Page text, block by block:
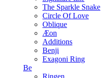
The Sparkle Snake
Circle Of Love
Oblique
Æon
Additions
Benji
Exagoni Ring
Be
Ringen